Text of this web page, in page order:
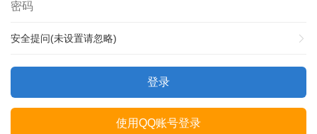
安全提问(未设置请忽略)
登录
使用QQ账号登录